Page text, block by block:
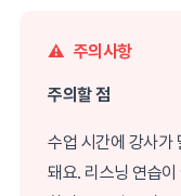
⚠️ 주의사항
주의할 점
수업 시간에 강사가
돼요. 리스닝 연습